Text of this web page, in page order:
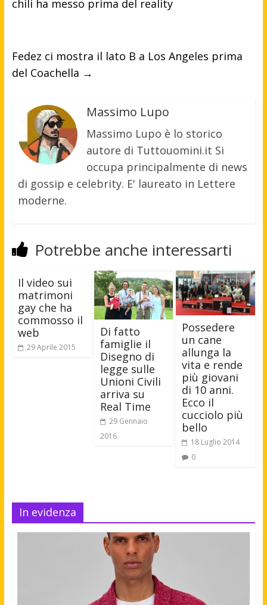
chili ha messo prima del reality
Fedez ci mostra il lato B a Los Angeles prima
del Coachella →
Massimo Lupo
Massimo Lupo è lo storico
autore di Tuttouomini.it Si
occupa principalmente di news
di gossip e celebrity. E' laureato in Lettere
moderne.
Potrebbe anche interessarti
Il video sui
matrimoni
gay che ha
commosso il
web
29 Aprile 2015
Di fatto
famiglie il
Disegno di
legge sulle
Unioni Civili
arriva su
Real Time
29 Gennaio
2016
Possedere
un cane
allunga la
vita e rende
più giovani
di 10 anni.
Ecco il
cucciolo più
bello
18 Luglio 2014
0
In evidenza